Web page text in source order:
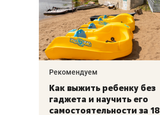
Рекомендуем
Как выжить ребенку без
гаджета и научить его
самостоятельности за 18